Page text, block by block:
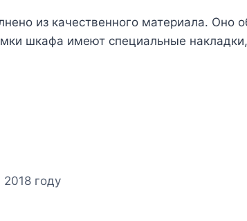
из качественного материала. Оно
шкафа имеют специальные
году